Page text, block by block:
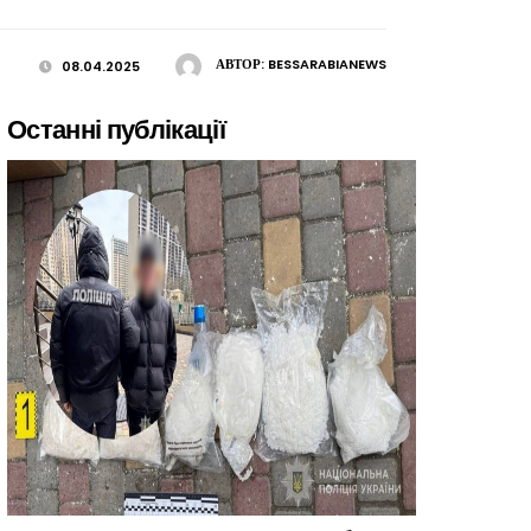
АВТОР: BESSARABIANEWS
08.04.2025
Останні публікації